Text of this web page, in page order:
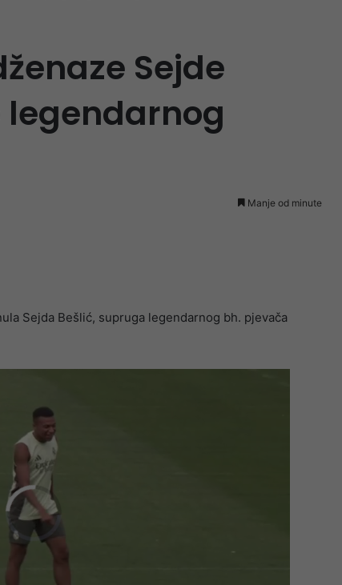
Sejde
legendarnog
Manje od minute
Sejda Bešlić, supruga legendarnog bh. pjevača